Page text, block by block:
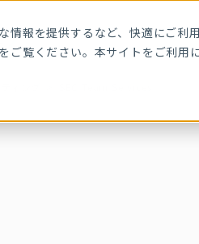
情報を提供するなど、快適にご利
をご覧ください。本サイトをご利用